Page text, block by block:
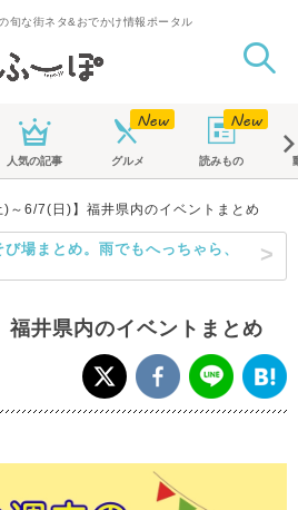
旬な街ネタ&おでかけ情報ポータル
人気の記事 グルメ 読みもの
)～6/7(日)】福井県内のイベントまとめ
場まとめ。雨でもへっちゃら、
福井県内のイベントまとめ